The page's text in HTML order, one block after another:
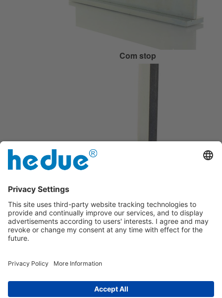
Com stop
Ferrugem protegida por galvanização
durável